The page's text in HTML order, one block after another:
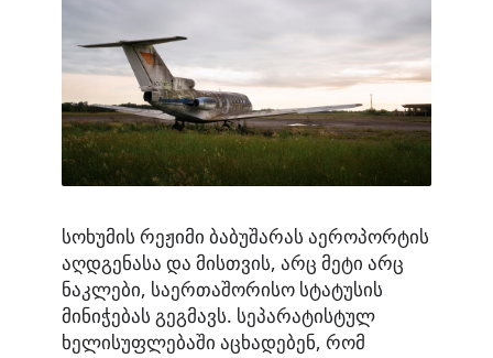
სოხუმის რეჟიმი ბაბუშარას აეროპორტის
აღდგენასა და მისთვის, არც მეტი არც
ნაკლები, საერთაშორისო სტატუსის
მინიჭებას გეგმავს. სეპარატისტულ
ხელისუფლებაში აცხადებენ, რომ